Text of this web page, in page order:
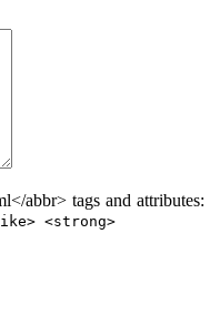
abbr> tags and attributes:
<strong>